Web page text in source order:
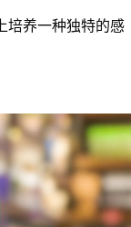
培养一种独特的感